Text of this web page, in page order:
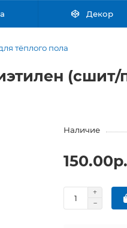
Декор
тёплого пола
Наличие
150.00р.